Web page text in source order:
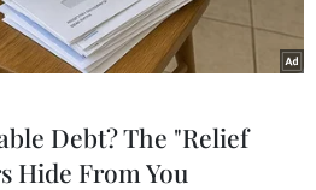
Debt? The "Relief
Hide From You